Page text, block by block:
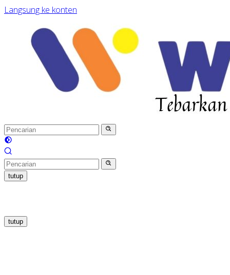
Langsung ke konten
tutup
tutup